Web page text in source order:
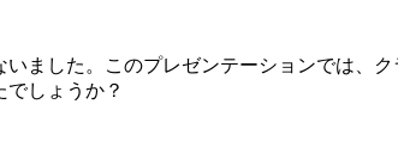
ました。このプレゼンテーションでは、ク
しょうか？